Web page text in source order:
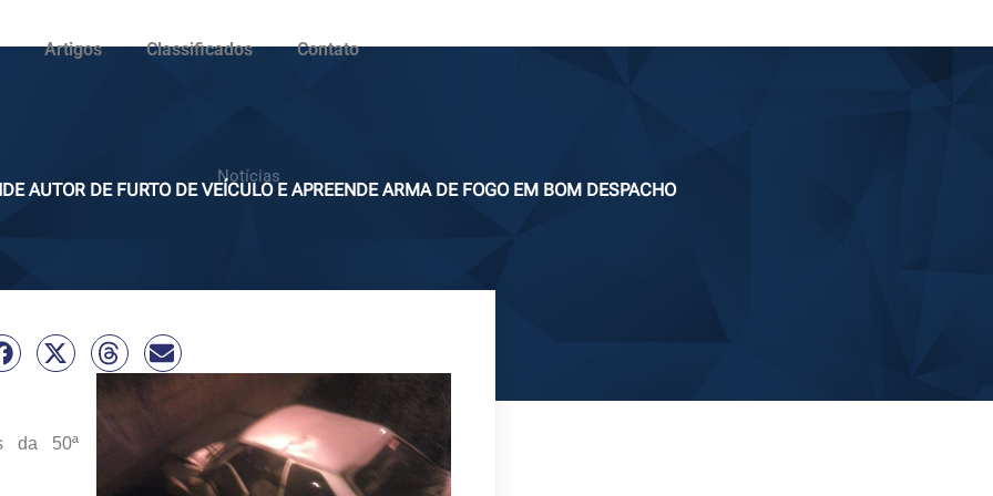
Artigos Classificados Contato
Notícias
AUTOR DE FURTO DE VEÍCULO E APREENDE ARMA DE FOGO EM BOM DESPACHO
da 50ª